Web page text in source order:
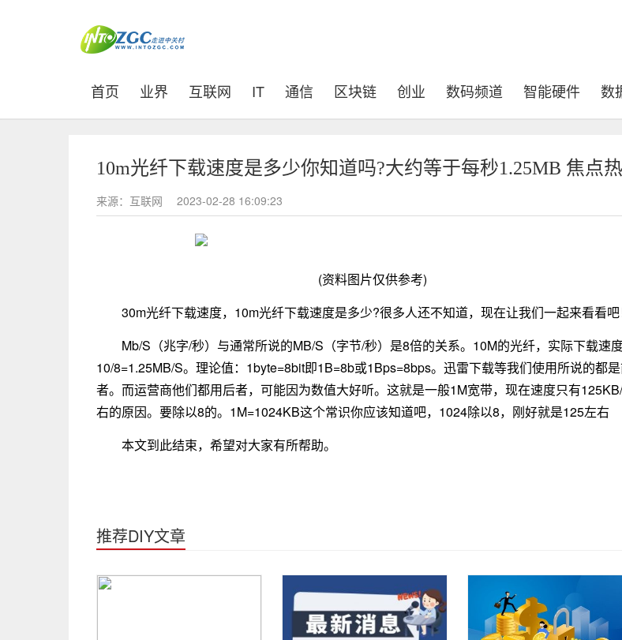
首页 (current)
业界 互联网 IT 通信 区块链 创业 数码频道 智能硬件 数
10m光纤下载速度是多少你知道吗?大约等于每秒1.25MB 焦点
来源：互联网 2023-02-28 16:09:23
(资料图片仅供参考)
30m光纤下载速度，10m光纤下载速度是多少?很多人还不知道，现在让我们一起来看看吧
Mb/S（兆字/秒）与通常所说的MB/S（字节/秒）是8倍的关系。10M的光纤，实际下载速
10/8=1.25MB/S。理论值：1byte=8bit即1B=8b或1Bps=8bps。迅雷下载等我们使用所说的都
者。而运营商他们都用后者，可能因为数值大好听。这就是一般1M宽带，现在速度只有
右的原因。要除以8的。1M=1024KB这个常识你应该知道吧，1024除以8，刚好就是125左右
本文到此结束，希望对大家有所帮助。
推荐DIY文章